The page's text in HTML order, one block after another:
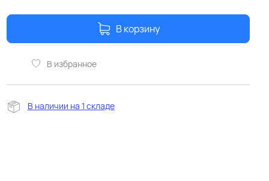
В корзину
В избранное
В наличии на 1 складе